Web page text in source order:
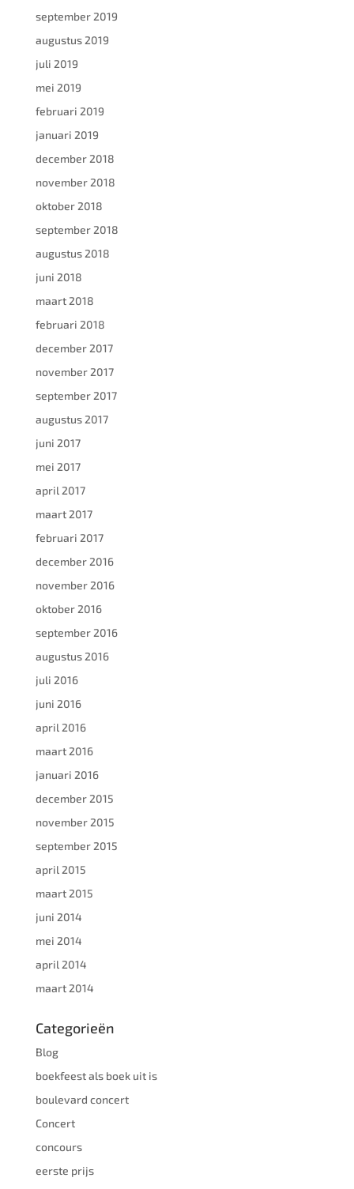
september 2019
augustus 2019
juli 2019
mei 2019
februari 2019
januari 2019
december 2018
november 2018
oktober 2018
september 2018
augustus 2018
juni 2018
maart 2018
februari 2018
december 2017
november 2017
september 2017
augustus 2017
juni 2017
mei 2017
april 2017
maart 2017
februari 2017
december 2016
november 2016
oktober 2016
september 2016
augustus 2016
juli 2016
juni 2016
april 2016
maart 2016
januari 2016
december 2015
november 2015
september 2015
april 2015
maart 2015
juni 2014
mei 2014
april 2014
maart 2014
Categorieën
Blog
boekfeest als boek uit is
boulevard concert
Concert
concours
eerste prijs